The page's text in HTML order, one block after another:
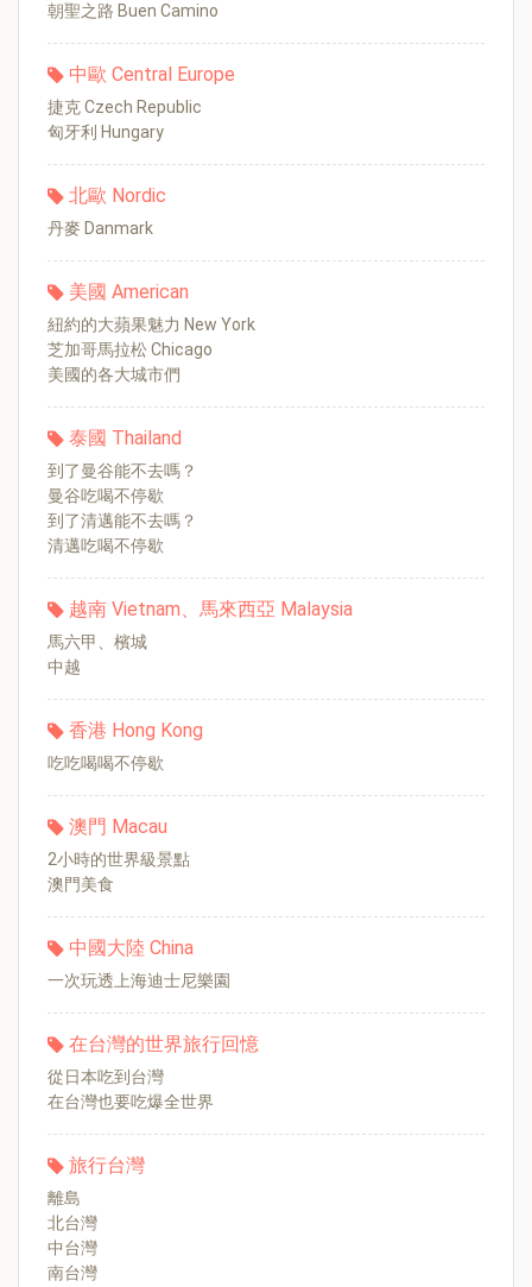
朝聖之路 Buen Camino
中歐 Central Europe
捷克 Czech Republic
匈牙利 Hungary
北歐 Nordic
丹麥 Danmark
美國 American
紐約的大蘋果魅力 New York
芝加哥馬拉松 Chicago
美國的各大城市們
泰國 Thailand
到了曼谷能不去嗎？
曼谷吃喝不停歇
到了清邁能不去嗎？
清邁吃喝不停歇
越南 Vietnam、馬來西亞 Malaysia
馬六甲、檳城
中越
香港 Hong Kong
吃吃喝喝不停歇
澳門 Macau
2小時的世界級景點
澳門美食
中國大陸 China
一次玩透上海迪士尼樂園
在台灣的世界旅行回憶
從日本吃到台灣
在台灣也要吃爆全世界
旅行台灣
離島
北台灣
中台灣
南台灣